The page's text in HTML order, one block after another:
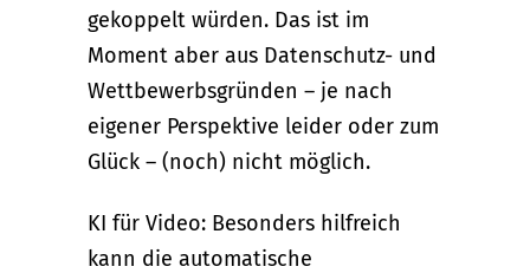
gekoppelt würden. Das ist im
Moment aber aus Datenschutz- und
Wettbewerbsgründen – je nach
eigener Perspektive leider oder zum
Glück – (noch) nicht möglich.
KI für Video: Besonders hilfreich
kann die automatische